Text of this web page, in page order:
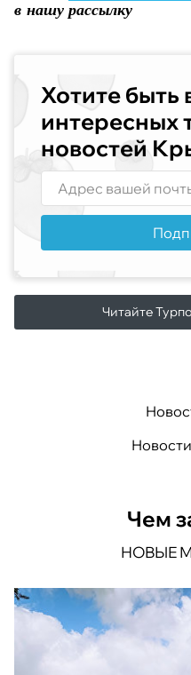
в нашу рассылку
Хотите быть
интересных
новостей
Читайте
Чем
НОВЫЕ